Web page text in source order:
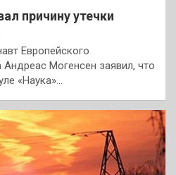
причину утечки
Европейского
Андреас Могенсен заявил, что
«Наука»…